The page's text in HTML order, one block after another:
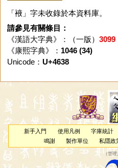
「䘸」字未收錄於本資料庫。
請參見有關條目：
《漢語大字典》：（一版） 3099
《康熙字典》： 1046 (34)
Unicode： U+4638
新手入門 使用凡例 字庫統計
鳴謝
製作單位 私隱政
（管理